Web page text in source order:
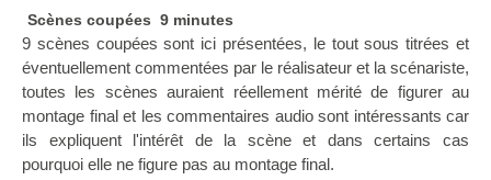
Scènes coupées 9 minutes
9 scènes coupées sont ici présentées, le tout sous titrées et
éventuellement commentées par le réalisateur et la scénariste,
toutes les scènes auraient réellement mérité de figurer au
montage final et les commentaires audio sont intéressants car
ils expliquent l'intérêt de la scène et dans certains cas
pourquoi elle ne figure pas au montage final.